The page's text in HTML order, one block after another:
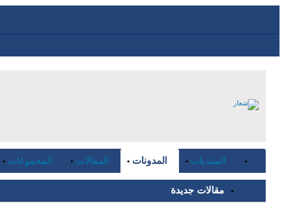
المنتديات المدونات المقالات المجموعات
مقالات جديدة